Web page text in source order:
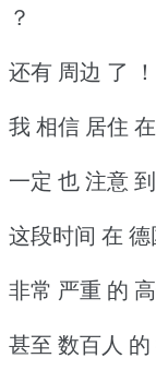
？
还有 周边 了 ！
我 相信 居住
一定 也 注意
这段时间 在 德
非常 严重 的
甚至 数百人